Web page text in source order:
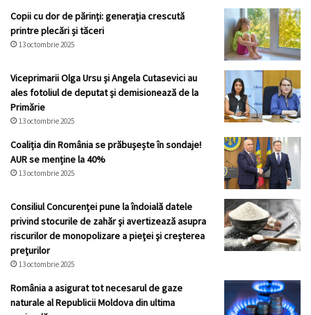
Copii cu dor de părinți: generația crescută
printre plecări și tăceri
13 octombrie 2025
Viceprimarii Olga Ursu și Angela Cutasevici au
ales fotoliul de deputat și demisionează de la
Primărie
13 octombrie 2025
Coaliția din România se prăbușește în sondaje!
AUR se menține la 40%
13 octombrie 2025
Consiliul Concurenței pune la îndoială datele
privind stocurile de zahăr şi avertizează asupra
riscurilor de monopolizare a pieţei şi creşterea
preţurilor
13 octombrie 2025
România a asigurat tot necesarul de gaze
naturale al Republicii Moldova din ultima